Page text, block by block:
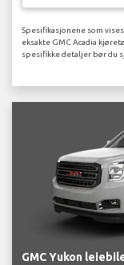
Spesifikasjonene som
eksakte GMC Acadia
spesifikke detaljer bør du
GMC Yukon